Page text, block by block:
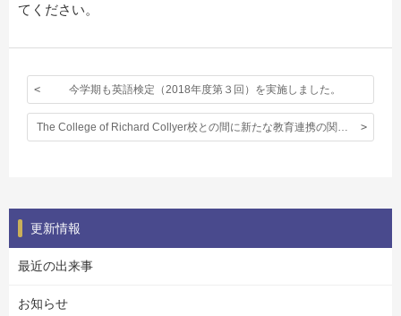
てください。
今学期も英語検定（2018年度第３回）を実施しました。
更新情報
最近の出来事
お知らせ